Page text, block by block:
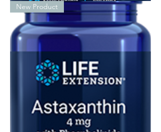
Super
Enzymes
New Product